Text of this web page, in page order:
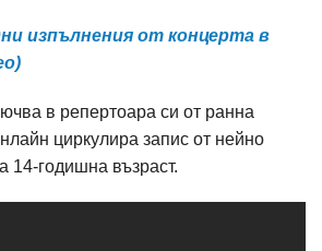
изпълнения от концерта в
в репертоара си от ранна
циркулира запис от нейно
14-годишна възраст.